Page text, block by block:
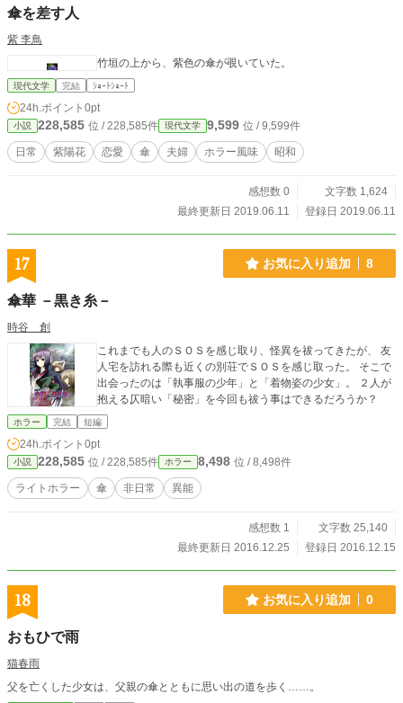
傘を差す人
紫 李鳥
竹垣の上から、紫色の傘が覗いていた。
現代文学 完結 ｼｮｰﾄｼｮｰﾄ
24h.ポイント 0pt
小説 228,585 位 / 228,585件 現代文学 9,599 位 / 9,599件
日常 紫陽花 恋愛 傘 夫婦 ホラー風味 昭和
感想数 0
文字数 1,624
最終更新日 2019.06.11
登録日 2019.06.11
17 お気に入り追加 8
傘華 －黒き糸－
時谷 創
これまでも人のＳＯＳを感じ取り、怪異を祓ってきたが、 友
人宅を訪れる際も近くの別荘でＳＯＳを感じ取った。 そこで
出会ったのは「執事服の少年」と「着物姿の少女」。 ２人が
抱える仄暗い「秘密」を今回も祓う事はできるだろうか？
ホラー 完結 短編
24h.ポイント 0pt
小説 228,585 位 / 228,585件 ホラー 8,498 位 / 8,498件
ライトホラー 傘 非日常 異能
感想数 1
文字数 25,140
最終更新日 2016.12.25
登録日 2016.12.15
18 お気に入り追加 0
おもひで雨
猫春雨
父を亡くした少女は、父親の傘とともに思い出の道を歩く……。